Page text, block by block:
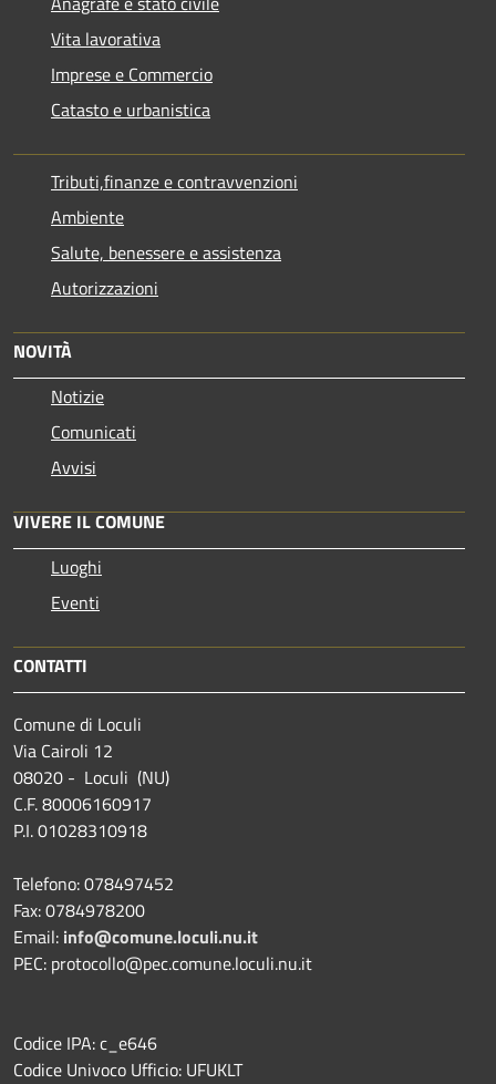
Vita lavorativa
Imprese e Commercio
Catasto e urbanistica
Tributi,finanze e contravvenzioni
Ambiente
Salute, benessere e assistenza
Autorizzazioni
NOVITÀ
Notizie
Comunicati
Avvisi
VIVERE IL COMUNE
Luoghi
Eventi
CONTATTI
Comune di Loculi
Via Cairoli 12
08020 - Loculi (NU)
C.F. 80006160917
P.I. 01028310918
Telefono: 078497452
Fax: 0784978200
Email: info@comune.loculi.nu.it
PEC: protocollo@pec.comune.loculi.nu.it
Codice IPA: c_e646
Codice Univoco Ufficio: UFUKLT